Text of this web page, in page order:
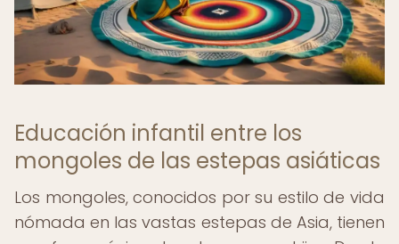
Educación infantil entre los
mongoles de las estepas asiáticas
Los mongoles, conocidos por su estilo de vida
nómada en las vastas estepas de Asia, tienen